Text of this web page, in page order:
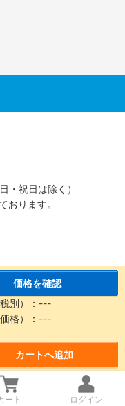
・祝日は除く）
おります。
価格を確認
別）： ---
格）： ---
カートへ追加
ート ログイン